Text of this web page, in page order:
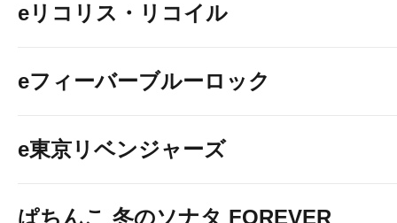
eリコリス・リコイル
eフィーバーブルーロック
e東京リベンジャーズ
ぱちんこ 冬のソナタ FOREVER